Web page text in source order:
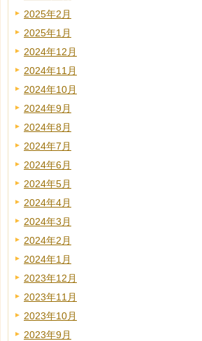
2025年2月
2025年1月
2024年12月
2024年11月
2024年10月
2024年9月
2024年8月
2024年7月
2024年6月
2024年5月
2024年4月
2024年3月
2024年2月
2024年1月
2023年12月
2023年11月
2023年10月
2023年9月